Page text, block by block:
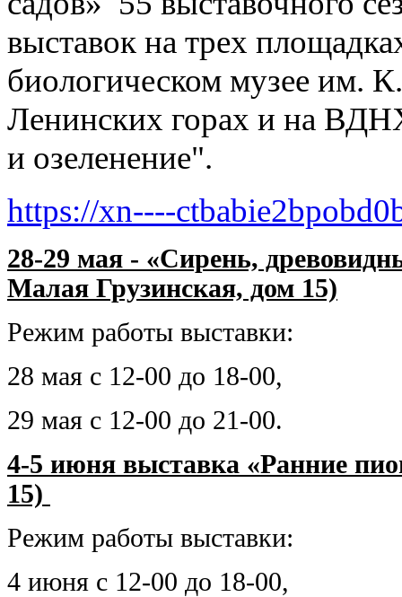
выставок на трех
биологическом музее им.
Ленинских горах и на
и озеленение".
https://xn----
28-29 мая - «Сирень,
Малая Грузинская, дом 15)
Режим работы выставки:
28 мая с 12-00 до 18-00,
29 мая с 12-00 до 21-00.
4-5 июня выставка «Ранние
15)
Режим работы выставки:
4 июня с 12-00 до 18-00,